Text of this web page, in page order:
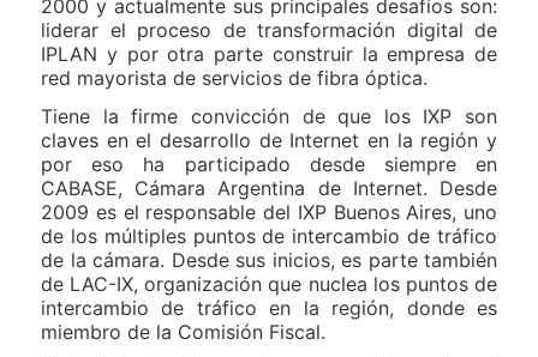
2000 y actualmente sus principales desafíos son:
liderar el proceso de transformación digital de
IPLAN y por otra parte construir la empresa de
red mayorista de servicios de fibra óptica.
Tiene la firme convicción de que los IXP son
claves en el desarrollo de Internet en la región y
por eso ha participado desde siempre en
CABASE, Cámara Argentina de Internet. Desde
2009 es el responsable del IXP Buenos Aires, uno
de los múltiples puntos de intercambio de tráfico
de la cámara. Desde sus inicios, es parte también
de LAC-IX, organización que nuclea los puntos de
intercambio de tráfico en la región, donde es
miembro de la Comisión Fiscal.